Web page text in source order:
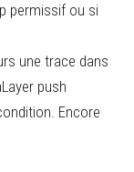
permissif ou si
une trace dans
push
Encore